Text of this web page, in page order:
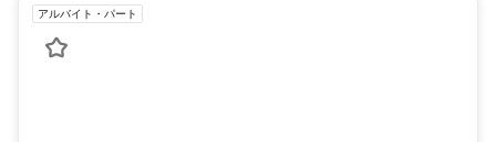
アルバイト・パート